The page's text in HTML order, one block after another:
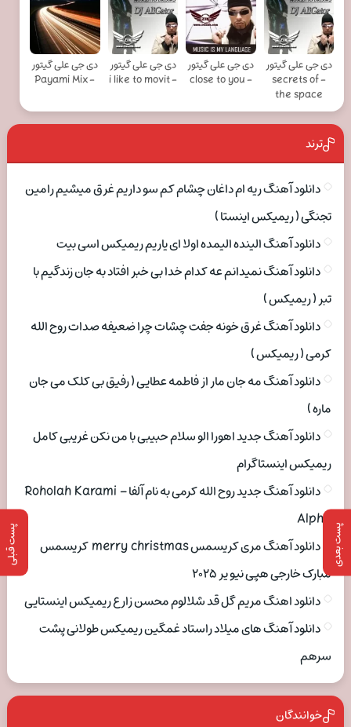
پست بعدی پست قبلی
دی جی علی گیتور
- secrets of
the space
دی جی علی گیتور
- close to you
دی جی علی گیتور
- i like to movit
دی جی علی گیتور
- Payami Mix
ترند
دانلود آهنگ ریه ام داغان چشام کم سو داریم غرق میشیم رامین
تجنگی ( ریمیکس اینستا )
دانلود آهنگ الینده الیمده اولا ای یاریم ریمیکس اسی بیت
دانلود آهنگ نمیدانم عه کدام خدا بی خبر افتاد به جان زندگیم با
تبر ( ریمیکس )
دانلود آهنگ غرق خونه جفت چشات چرا ضعیفه صدات روح الله
کرمی ( ریمیکس )
دانلود آهنگ مه جان مار از فاطمه عطایی ( رفیق بی کلک می جان
ماره )
دانلود آهنگ جدید اهورا الو سلام حبیبی با من نکن غریبی کامل
ریمیکس اینستاگرام
دانلود آهنگ جدید روح الله کرمی به نام آلفا Roholah Karami –
Alpha
دانلود آهنگ مری کریسمس merry christmas کریسمس
مبارک خارجی هپی نیو یر ۲۰۲۵
دانلود اهنگ مریم گل قد شلالوم محسن زارع ریمیکس اینستایی
دانلود آهنگ های میلاد راستاد غمگین ریمیکس طولانی پشت
سرهم
خوانندگان